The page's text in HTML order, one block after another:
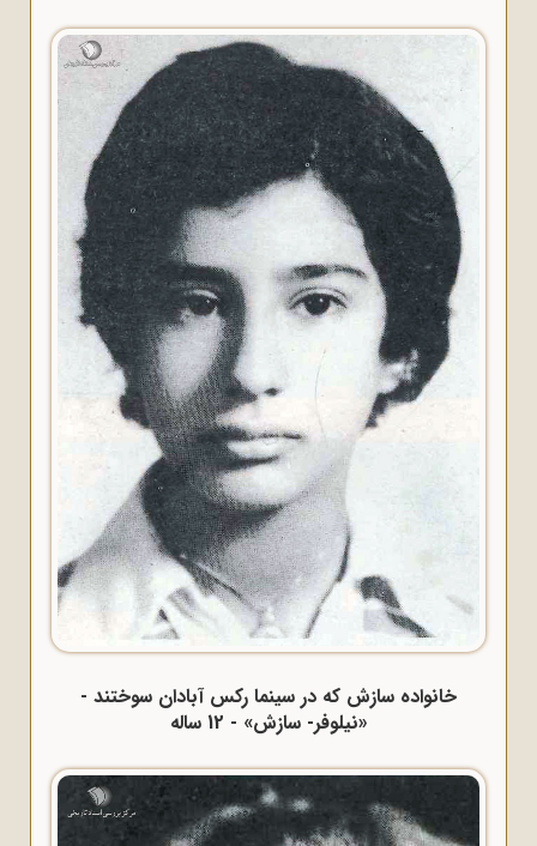
خانواده سازش که در سینما رکس آبادان سوختند -
«نیلوفر- سازش» - 12 ساله